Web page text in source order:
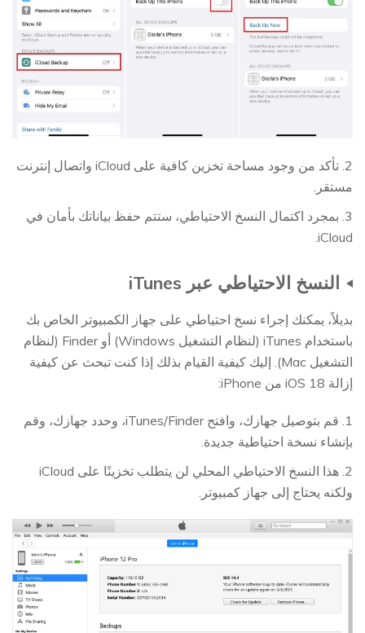
2. تأكد من وجود مساحة تخزين كافية على iCloud واتصال إنترنت
مستقر.
3. بمجرد اكتمال النسخ الاحتياطي، ستتم حفظ بياناتك بأمان في
iCloud.
النسخ الاحتياطي عبر iTunes
بديلاً، يمكنك إجراء نسخ احتياطي على جهاز الكمبيوتر الخاص بك
باستخدام iTunes (لنظام التشغيل Windows) أو Finder (لنظام
التشغيل Mac). إليك كيفية القيام بذلك إذا كنت تبحث عن كيفية
إزالة iOS 18 من iPhone:
1. قم بتوصيل جهازك، وافتح iTunes/Finder، وحدد جهازك، وقم
بإنشاء نسخة احتياطية جديدة.
2. هذا النسخ الاحتياطي المحلي لن يتطلب تخزينًا على iCloud
ولكنه يحتاج إلى جهاز كمبيوتر.